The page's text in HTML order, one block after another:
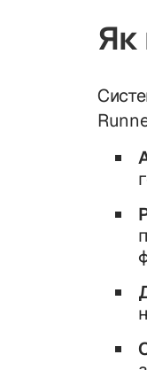
Як